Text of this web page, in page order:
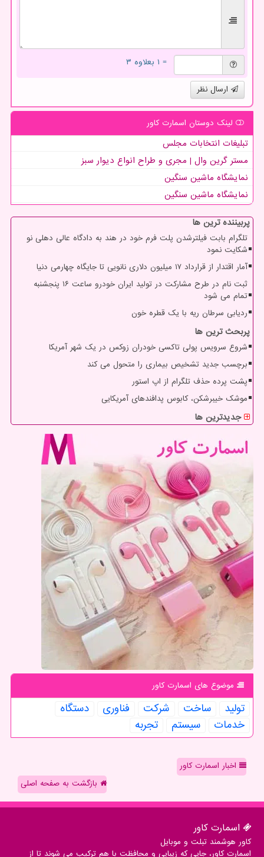
= ۱ بعلاوه ۳
ارسال نظر
لینک دوستان اسمارت كاور
تبلیغات انتخابات مجلس
مستر گرین وال | مجری و طراح انواع دیوار سبز
نمایشگاه ماشین سنگین
نمایشگاه ماشین سنگین
پربیننده ترین ها
تلگرام بابت فیلترشدن پلت فرم خود در هند به دادگاه عالی دهلی نو
شکایت نمود
آمار اقتدار از قرارداد ۱۷ میلیون دلاری نانویی تا جایگاه چهارمی دنیا
ثبت نام در طرح مشارکت در تولید ایران خودرو ساعت ۱۶ پنجشنبه
تمام می شود
ردیابی سرطان ریه با یک قطره خون
پربحث ترین ها
شروع سرویس پولی تاکسی خودران زوکس در یک شهر آمریکا
برچسب جدید تشخیص بیماری را متحول می کند
پشت پرده حذف تلگرام از اپ استور
موشک خیبرشکن، کابوس پدافندهای آمریکایی
جدیدترین ها
موضوع های اسمارت كاور
تولید ساخت شركت فناوری
دستگاه
خدمات
سیستم تجربه
اخبار اسمارت کاور
بازگشت به صفحه اصلی
اسمارت كاور
کاور هوشمند تبلت و موبایل
اسمارت کاور، جایی که زیبایی و محافظت با هم ترکیب می شوند تا از